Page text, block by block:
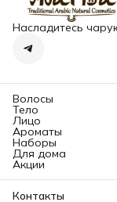
Насладитесь
Волосы
Тело
Лицо
Ароматы
Наборы
Для дома
Акции
Контакты